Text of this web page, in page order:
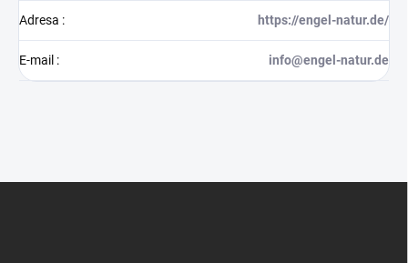
Adresa : https://engel-natur.de/
E-mail : info@engel-natur.de